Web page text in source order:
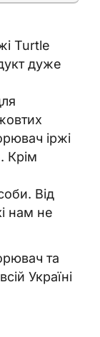
Turtle
дуже
іржі
Крім
Від
нам не
та
Україні